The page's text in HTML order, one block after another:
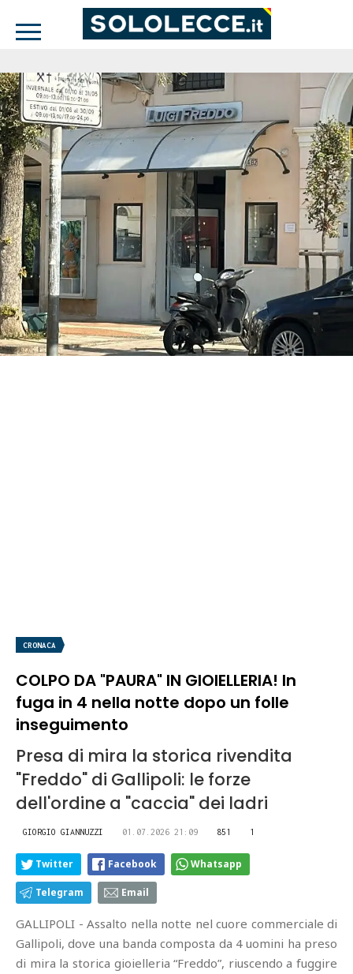
CRONACA
COLPO DA "PAURA" IN GIOIELLERIA! In
fuga in 4 nella notte dopo un folle
inseguimento
Presa di mira la storica rivendita
"Freddo" di Gallipoli: le forze
dell'ordine a "caccia" dei ladri
GIORGIO GIANNUZZI 01.07.2026 21:09 851 1
Twitter Facebook Whatsapp
Telegram Email
GALLIPOLI - Assalto nella notte nel cuore commerciale di
Gallipoli, dove una banda composta da 4 uomini ha preso
di mira la storica gioielleria “Freddo”, riuscendo a fuggire